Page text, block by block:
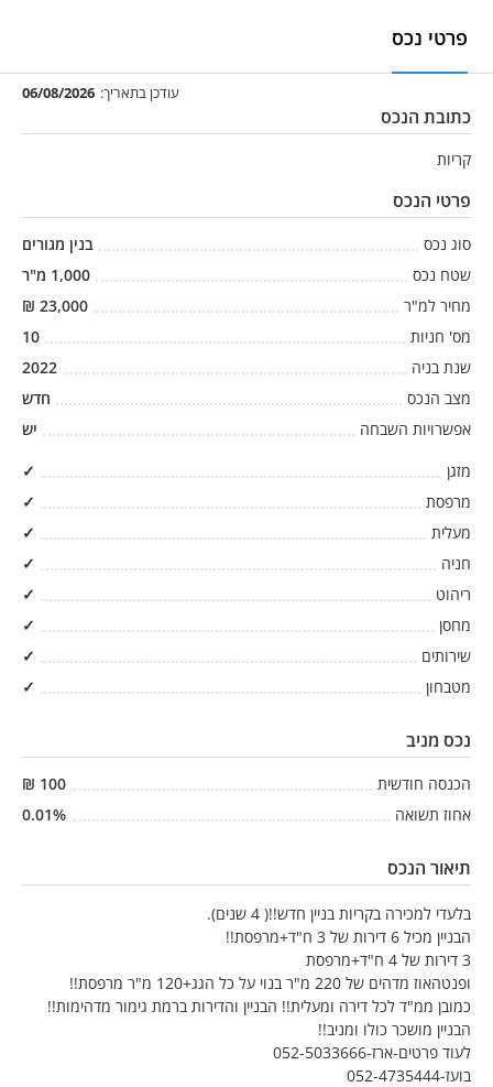
פרטי נכס
עודכן בתאריך: 06/08/2026
כתובת הנכס
קריות
פרטי הנכס
סוג נכס
בנין מגורים
שטח נכס
1,000 מ"ר
מחיר למ"ר
23,000
₪
מס' חניות
10
שנת בניה
2022
מצב הנכס
חדש
אפשרויות השבחה
יש
מזגן
✓
מרפסת
✓
מעלית
✓
חניה
✓
ריהוט
✓
מחסן
✓
שירותים
✓
מטבחון
✓
נכס מניב
הכנסה חודשית 100
₪
אחוז תשואה
0.01%
תיאור הנכס
בלעדי למכירה בקריות בניין חדש!!( 4 שנים).
הבניין מכיל 6 דירות של 3 ח"ד+מרפסת!!
3 דירות של 4 ח"ד+מרפסת
ופנטהאוז מדהים של 220 מ"ר בנוי על כל הגג+120 מ"ר מרפסת!!
כמובן ממ"ד לכל דירה ומעלית!! הבניין והדירות ברמת גימור מדהימות!!
הבניין מושכר כולו ומניב!!
לעוד פרטים-ארז-052-5033666
בועז-052-4735444